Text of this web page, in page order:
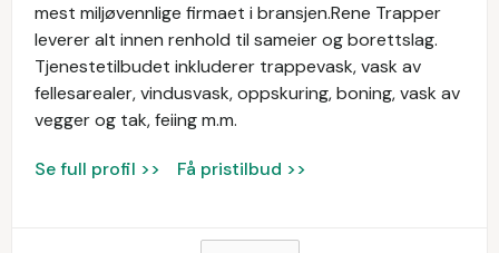
mest miljøvennlige firmaet i bransjen.Rene Trapper
leverer alt innen renhold til sameier og borettslag.
Tjenestetilbudet inkluderer trappevask, vask av
fellesarealer, vindusvask, oppskuring, boning, vask av
vegger og tak, feiing m.m.
Se full profil >> Få pristilbud >>